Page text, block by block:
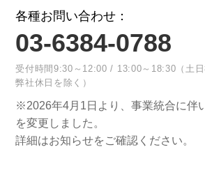
各種お問い合わせ：
03-6384-0788
受付時間9:30～12:00 / 13:00～18:30（土
弊社休日を除く）
※2026年4月1日より、事業統合に伴
を変更しました。
詳細はお知らせをご確認ください。